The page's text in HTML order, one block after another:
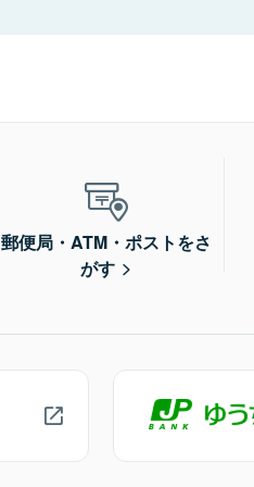
郵便局・ATM・ポストをさ
がす